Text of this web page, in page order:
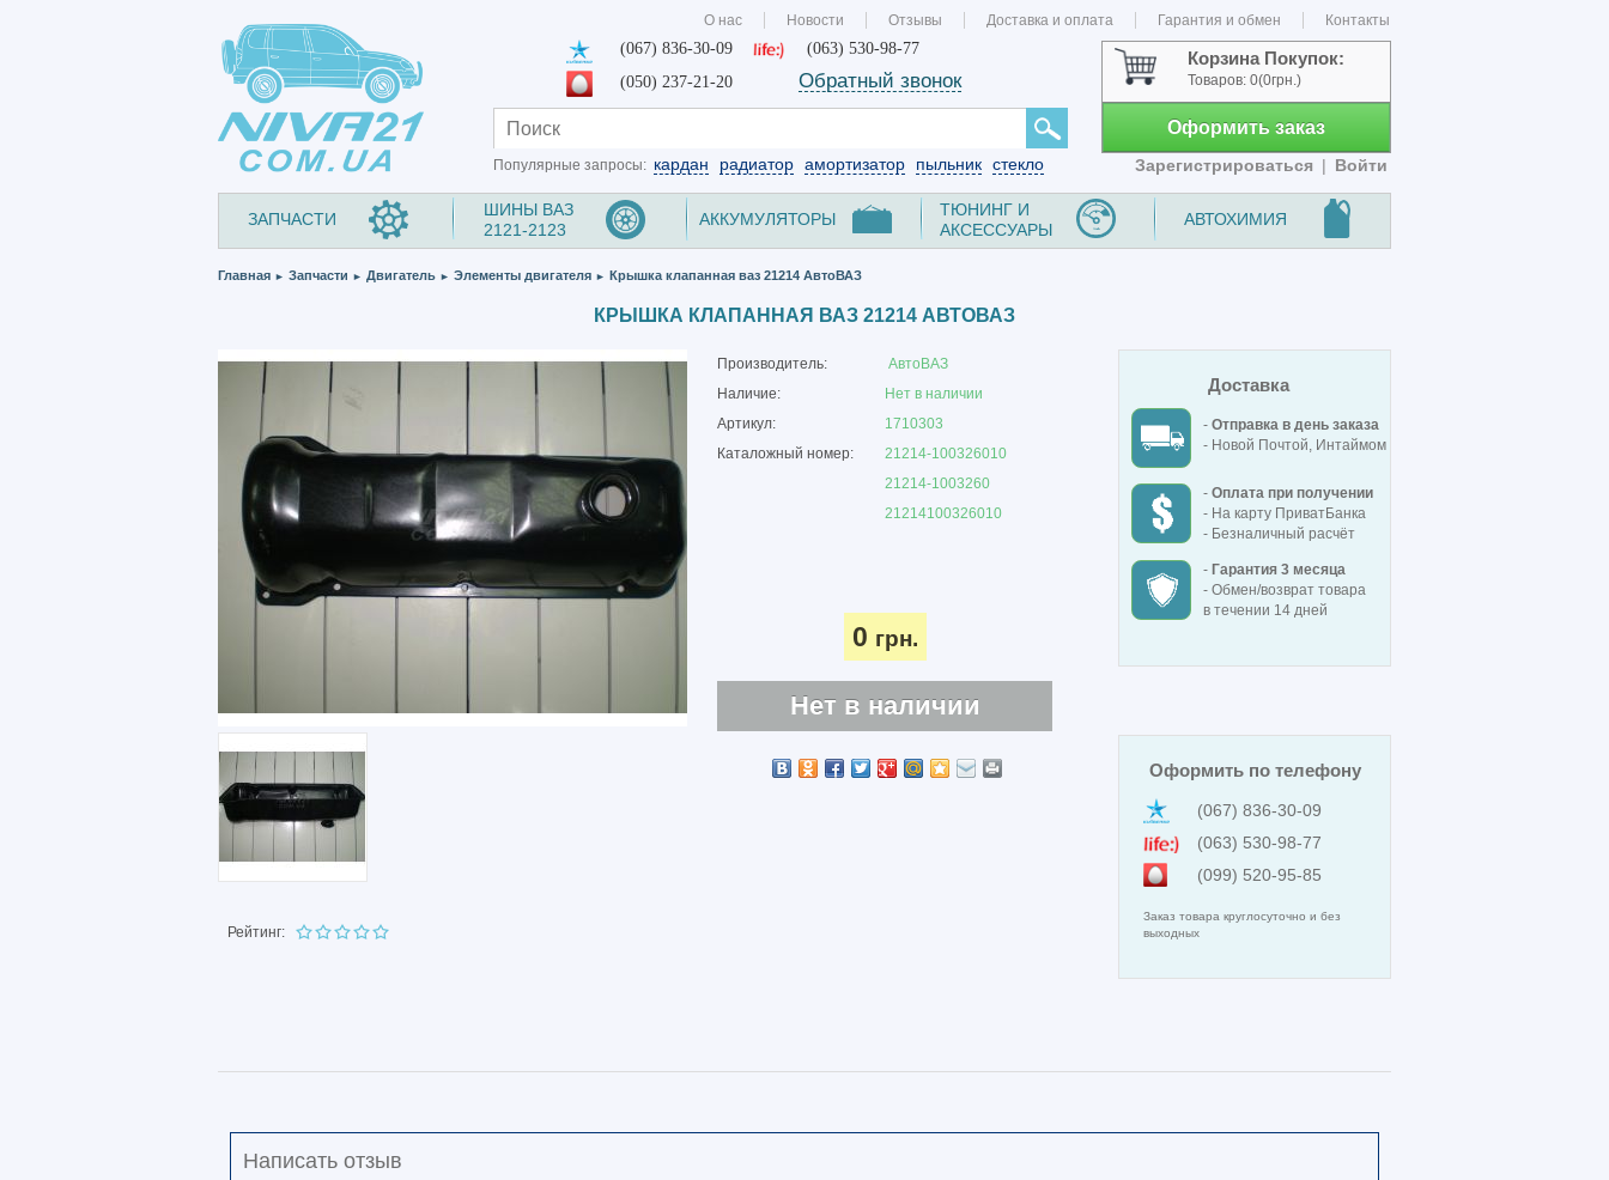
О нас Новости Отзывы Доставка и оплата Гарантия и обмен Контакты
(067) 836-30-09
(063) 530-98-77
(050) 237-21-20
Обратный звонок
Корзина Покупок:
Товаров: 0(0грн.)
Оформить заказ
Зарегистрироваться | Войти
Популярные запросы: кардан радиатор амортизатор пыльник стекло
ЗАПЧАСТИ
ШИНЫ ВАЗ
2121-2123
АККУМУЛЯТОРЫ
ТЮНИНГ И
АКСЕССУАРЫ
АВТОХИМИЯ
Главная ► Запчасти ► Двигатель ► Элементы двигателя ► Крышка клапанная ваз 21214 АвтоВАЗ
КРЫШКА КЛАПАННАЯ ВАЗ 21214 АВТОВАЗ
Рейтинг:
Производитель:
АвтоВАЗ
Наличие:
Нет в наличии
Артикул:
1710303
Каталожный номер:
21214-100326010
21214-1003260
21214100326010
0 грн.
Нет в наличии
Доставка
- Отправка в день заказа
- Новой Почтой, Интаймом
- Оплата при получении
- На карту ПриватБанка
- Безналичный расчёт
- Гарантия 3 месяца
- Обмен/возврат товара
в течении 14 дней
Оформить по телефону
(067) 836-30-09
(063) 530-98-77
(099) 520-95-85
Заказ товара круглосуточно и без
выходных
Написать отзыв